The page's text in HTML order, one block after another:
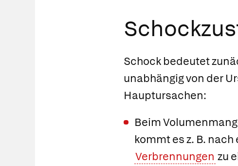
Schock bedeutet
unabhängig von der
Hauptursachen:
Beim
kommt es z. B.
Verbrennungen zu